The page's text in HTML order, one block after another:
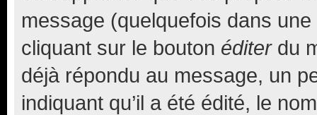
message (quelquefois dans
cliquant sur le bouton éditerdu
déjà répondu au message, un
indiquant qu’il a été édité, le